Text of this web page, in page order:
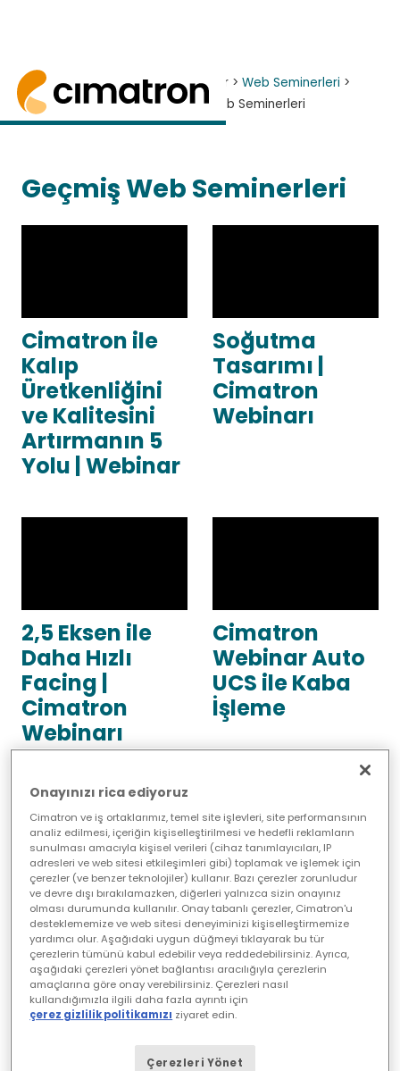
Ana Sayfa> Haberler ve Etkinlikler > Web Seminerleri >
Web Seminerleri - Aylık Teknik Web Seminerleri
Web Seminerleri - Aylık
Geçmiş Web Seminerleri
Cimatron ile
Kalıp
Üretkenliğini
ve Kalitesini
Artırmanın 5
Yolu | Webinar
Soğutma
Tasarımı |
Cimatron
Webinarı
2,5 Eksen ile
Daha Hızlı
Facing |
Cimatron
Webinarı
Cimatron
Webinar Auto
UCS ile Kaba
İşleme
Ejeksiyon
Sisteminin
Tasarlanması
| Cimatron
Spotlight
Webinar
Solid |
Cimatron
Spotlight
Webinarını
Kullanarak
Kaldırıcılar
Oluşturun
Onayınızı rica ediyoruz
Cimatron ve iş ortaklarımız, temel site işlevleri, site performansının
analiz edilmesi, içeriğin kişiselleştirilmesi ve hedefli reklamların
sunulması amacıyla kişisel verileri (cihaz tanımlayıcıları, IP
adresleri ve web sitesi etkileşimleri gibi) toplamak ve işlemek için
çerezler (ve benzer teknolojiler) kullanır. Bazı çerezler zorunludur
ve devre dışı bırakılamazken, diğerleri yalnızca sizin onayınız
olması durumunda kullanılır. Onay tabanlı çerezler, Cimatron'u
desteklememize ve web sitesi deneyiminizi kişiselleştirmemize
yardımcı olur. Aşağıdaki uygun düğmeyi tıklayarak bu tür
çerezlerin tümünü kabul edebilir veya reddedebilirsiniz. Ayrıca,
aşağıdaki çerezleri yönet bağlantısı aracılığıyla çerezlerin
amaçlarına göre onay verebilirsiniz. Çerezleri nasıl
kullandığımızla ilgili daha fazla ayrıntı için
çerez gizlilik politikamızı ziyaret edin.
Çerezleri Yönet